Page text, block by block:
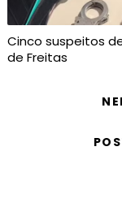
Cinco suspeitos
de Freitas